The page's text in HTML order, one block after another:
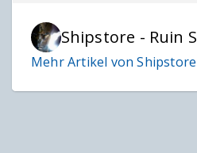
Shipstore - Ruin
Mehr Artikel von